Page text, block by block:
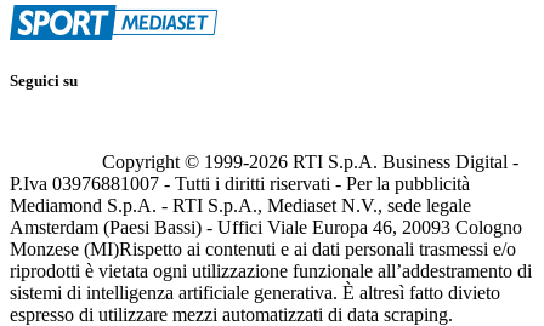
Seguici su
Copyright © 1999-2026 RTI S.p.A. Business Digital -
P.Iva 03976881007 - Tutti i diritti riservati - Per la pubblicità
Mediamond S.p.A. - RTI S.p.A., Mediaset N.V., sede legale
Amsterdam (Paesi Bassi) - Uffici Viale Europa 46, 20093 Cologno
Monzese (MI)Rispetto ai contenuti e ai dati personali trasmessi e/o
riprodotti è vietata ogni utilizzazione funzionale all’addestramento di
sistemi di intelligenza artificiale generativa. È altresì fatto divieto
espresso di utilizzare mezzi automatizzati di data scraping.